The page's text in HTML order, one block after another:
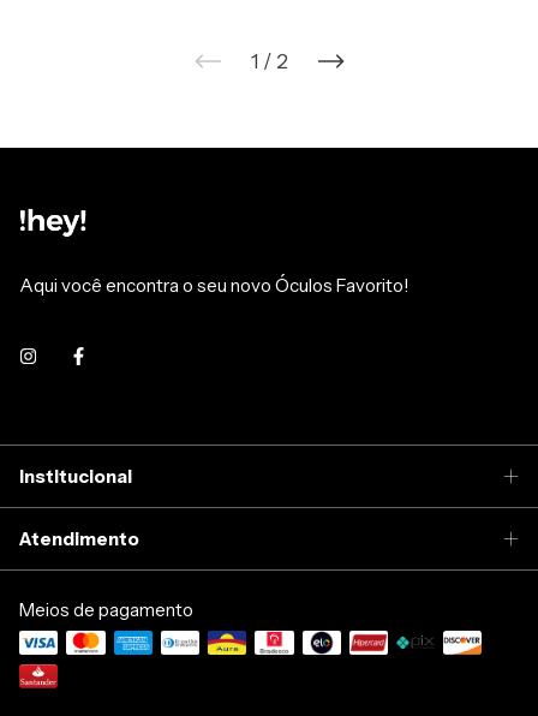
1 / 2
Aqui você encontra o seu novo Óculos Favorito!
Institucional
Atendimento
Meios de pagamento